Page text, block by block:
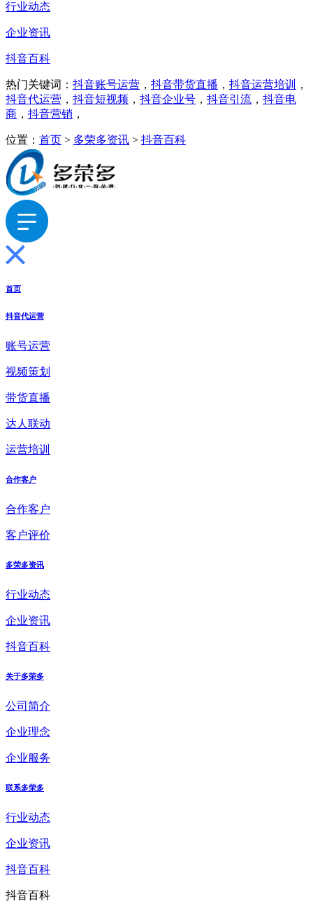
行业动态
企业资讯
抖音百科
热门关键词： 抖音账号运营 ， 抖音带货直播 ， 抖音运营培训
，
抖音代运营 ， 抖音短视频 ， 抖音企业号 ， 抖音引流 ， 抖音电
商 ， 抖音营销 ，
位置： 首页 > 多荣多资讯 > 抖音百科
首页
抖音代运营
账号运营
视频策划
带货直播
达人联动
运营培训
合作客户
合作客户
客户评价
多荣多资讯
行业动态
企业资讯
抖音百科
关于多荣多
公司简介
企业理念
企业服务
联系多荣多
行业动态
企业资讯
抖音百科
抖音百科